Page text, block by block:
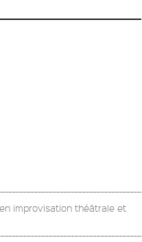
improvisation théâtrale et